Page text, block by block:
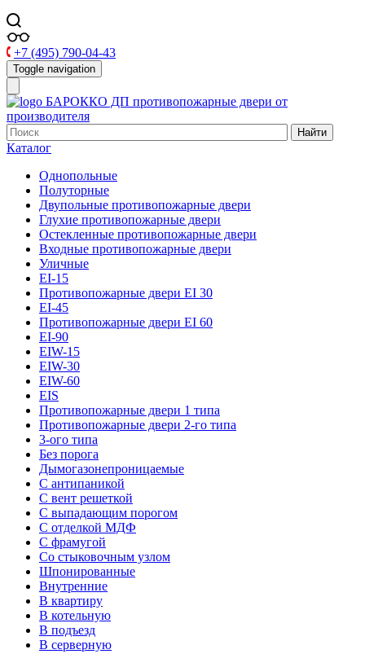
+7 (495) 790-04-43
Toggle navigation
БАРОККО ДП противопожарные двери от
производителя
Найти
Каталог
Однопольные
Полуторные
Двупольные противопожарные двери
Глухие противопожарные двери
Остекленные противопожарные двери
Входные противопожарные двери
Уличные
EI-15
Противопожарные двери EI 30
EI-45
Противопожарные двери EI 60
EI-90
EIW-15
EIW-30
EIW-60
EIS
Противопожарные двери 1 типа
Противопожарные двери 2-го типа
3-ого типа
Без порога
Дымогазонепроницаемые
С антипаникой
С вент решеткой
С выпадающим порогом
С отделкой МДФ
С фрамугой
Со стыковочным узлом
Шпонированные
Внутренние
В квартиру
В котельную
В подъезд
В серверную